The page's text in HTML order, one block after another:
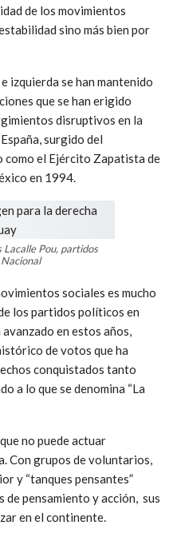
de los movimientos
sino más bien por
izquierda se han mantenido
que se han erigido
disruptivos en la
surgido del
como el Ejército Zapatista de
en 1994.
Pou, partidos
sociales es mucho
los partidos políticos en
en estos años,
de votos que ha
conquistados tanto
a lo que se denomina “La
no puede actuar
Con grupos de voluntarios,
y “tanques pensantes”
de pensamiento y acción, sus
en el continente.